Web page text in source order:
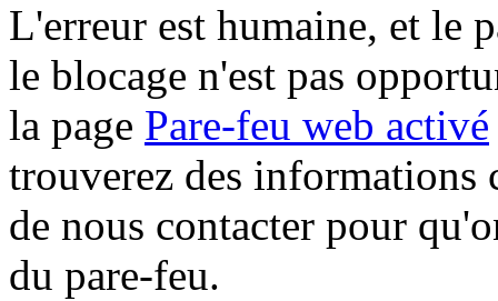
L'erreur est humaine, et le
le blocage n'est pas
la page Pare-feu web activé
trouverez des informations
de nous contacter pour
du pare-feu.